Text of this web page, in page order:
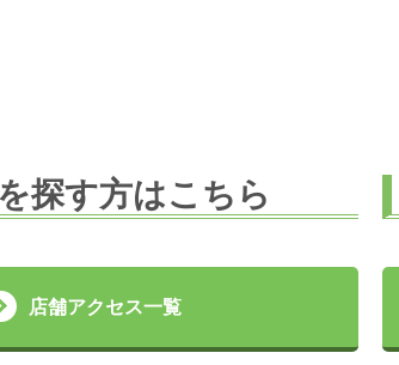
探す方はこちら
店舗アクセス一覧